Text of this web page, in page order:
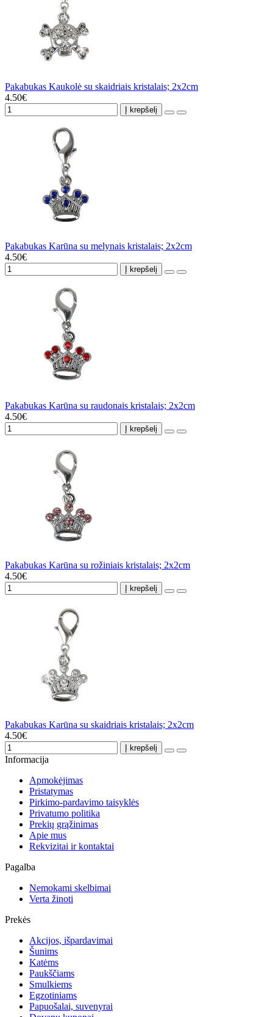
Pakabukas Kaukolė su skaidriais kristalais; 2x2cm
4.50€
Į krepšelį
Pakabukas Karūna su melynais kristalais; 2x2cm
4.50€
Į krepšelį
Pakabukas Karūna su raudonais kristalais; 2x2cm
4.50€
Į krepšelį
Pakabukas Karūna su rožiniais kristalais; 2x2cm
4.50€
Į krepšelį
Pakabukas Karūna su skaidriais kristalais; 2x2cm
4.50€
Į krepšelį
Informacija
Apmokėjimas
Pristatymas
Pirkimo-pardavimo taisyklės
Privatumo politika
Prekių grąžinimas
Apie mus
Rekvizitai ir kontaktai
Pagalba
Nemokami skelbimai
Verta žinoti
Prekės
Akcijos, išpardavimai
Šunims
Katėms
Paukščiams
Smulkiems
Egzotiniams
Papuošalai, suvenyrai